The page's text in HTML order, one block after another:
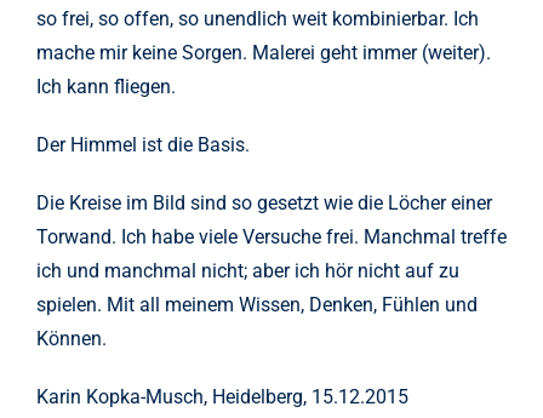
so frei, so offen, so unendlich weit kombinierbar. Ich
mache mir keine Sorgen. Malerei geht immer (weiter).
Ich kann fliegen.
Der Himmel ist die Basis.
Die Kreise im Bild sind so gesetzt wie die Löcher einer
Torwand. Ich habe viele Versuche frei. Manchmal treffe
ich und manchmal nicht; aber ich hör nicht auf zu
spielen. Mit all meinem Wissen, Denken, Fühlen und
Können.
Karin Kopka-Musch, Heidelberg, 15.12.2015